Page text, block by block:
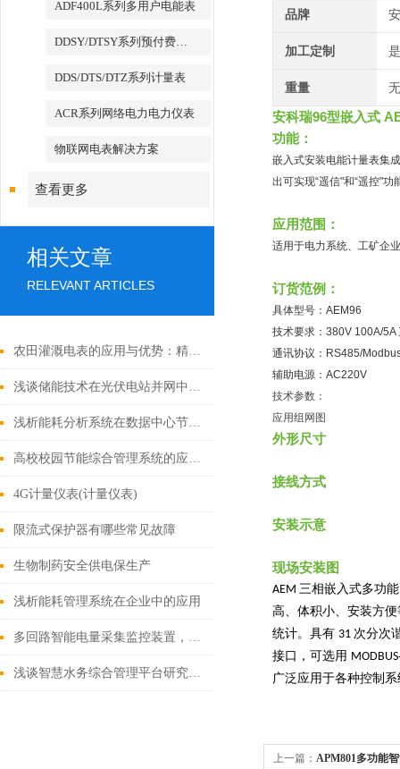
ADF400L系列多用户电能表
DDSY/DTSY系列预付费电表
DDS/DTS/DTZ系列计量表
ACR系列网络电力电力仪表
物联网电表解决方案
查看更多
相关文章
RELEVANT ARTICLES
农田灌溉电表的应用与优势：精准计量，节水增效
浅谈储能技术在光伏电站并网中的应用
浅析能耗分析系统在数据中心节能降耗中的应用
高校校园节能综合管理系统的应用方案
4G计量仪表(计量仪表)
限流式保护器有哪些常见故障
生物制药安全供电保生产
浅析能耗管理系统在企业中的应用
多回路智能电量采集监控装置，助力节能减排
浅谈智慧水务综合管理平台研究与运用
品牌
加工定制 是
重量
安科瑞96型嵌入式
功能：
嵌入式安装电能计量表集
出可实现“遥信"和“遥控"
应用范围：
适用于电力系统、工矿企
订货范例：
具体型号：AEM96
技术要求：380V 100A/5A
通讯协议：RS485/
辅助电源：AC220V
技术参数：
应用组网图
外形尺寸
接线方式
安装示意
现场安装图
AEM 三相嵌入式多功
高、体积小、安装方
统计。具有 31 次分次
接口，可选用
广泛应用于各种控制系
上一篇： APM801多功能